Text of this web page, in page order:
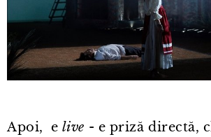
Apoi, e live - e priză directă,